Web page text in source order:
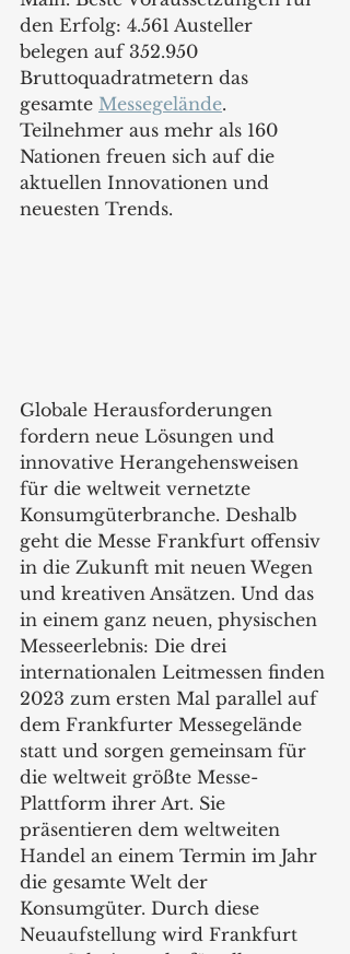
den Erfolg: 4.561 Austeller
belegen auf 352.950
Bruttoquadratmetern das
gesamte Messegelände.
Teilnehmer aus mehr als 160
Nationen freuen sich auf die
aktuellen Innovationen und
neuesten Trends.
Globale Herausforderungen
fordern neue Lösungen und
innovative Herangehensweisen
für die weltweit vernetzte
Konsumgüterbranche. Deshalb
geht die Messe Frankfurt offensiv
in die Zukunft mit neuen Wegen
und kreativen Ansätzen. Und das
in einem ganz neuen, physischen
Messeerlebnis: Die drei
internationalen Leitmessen finden
2023 zum ersten Mal parallel auf
dem Frankfurter Messegelände
statt und sorgen gemeinsam für
die weltweit größte Messe-
Plattform ihrer Art. Sie
präsentieren dem weltweiten
Handel an einem Termin im Jahr
die gesamte Welt der
Konsumgüter. Durch diese
Neuaufstellung wird Frankfurt